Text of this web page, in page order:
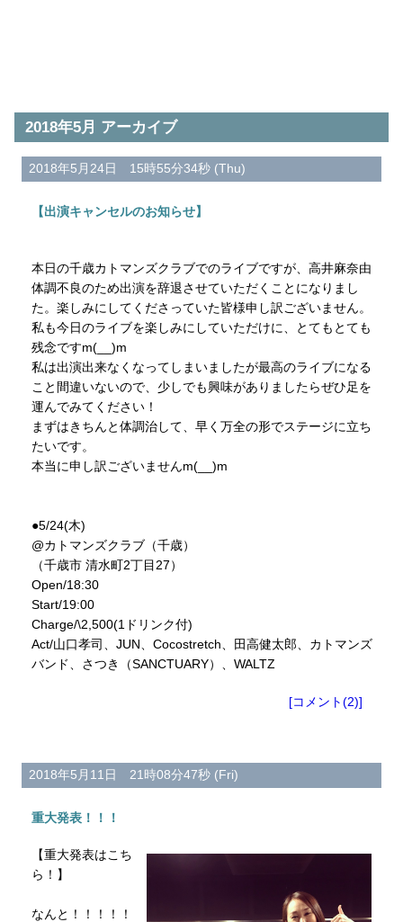
2018年5月 アーカイブ
2018年5月24日 15時55分34秒 (Thu)
【出演キャンセルのお知らせ】
本日の千歳カトマンズクラブでのライブですが、高井麻奈由
体調不良のため出演を辞退させていただくことになりまし
た。楽しみにしてくださっていた皆様申し訳ございません。
私も今日のライブを楽しみにしていただけに、とてもとても
残念ですm(__)m
私は出演出来なくなってしまいましたが最高のライブになる
こと間違いないので、少しでも興味がありましたらぜひ足を
運んでみてください！
まずはきちんと体調治して、早く万全の形でステージに立ち
たいです。
本当に申し訳ございませんm(__)m
●5/24(木)
@カトマンズクラブ（千歳）
（千歳市 清水町2丁目27）
Open/18:30
Start/19:00
Charge/\2,500(1ドリンク付)
Act/山口孝司、JUN、Cocostretch、田高健太郎、カトマンズ
バンド、さつき（SANCTUARY）、WALTZ
[コメント(2)]
2018年5月11日 21時08分47秒 (Fri)
重大発表！！！
【重大発表はこち
ら！】
なんと！！！！！